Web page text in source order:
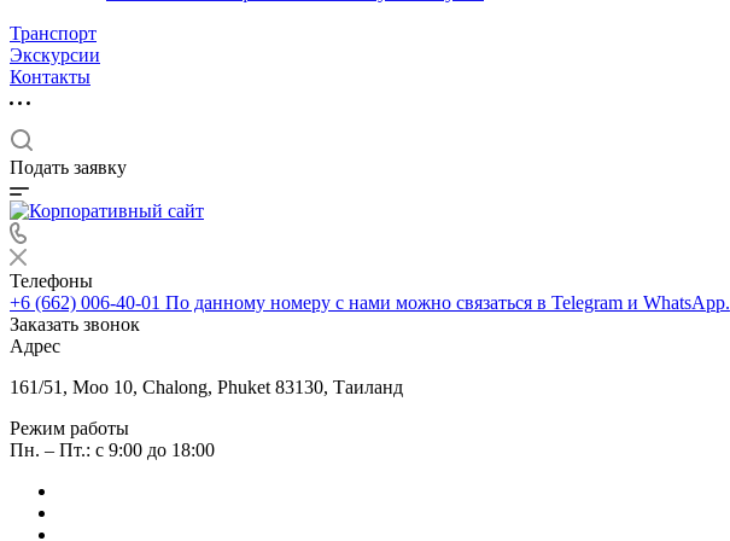
Транспорт
Экскурсии
Контакты
Подать заявку
Телефоны
+6 (662) 006-40-01 По данному номеру с нами можно связаться в Telegram и WhatsApp.
Заказать звонок
Адрес
161/51, Moo 10, Chalong, Phuket 83130, Таиланд
Режим работы
Пн. – Пт.: с 9:00 до 18:00